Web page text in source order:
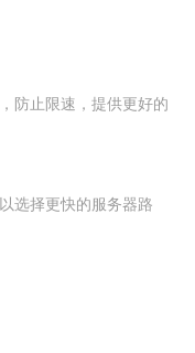
防止限速，提供更好的
选择更快的服务器路